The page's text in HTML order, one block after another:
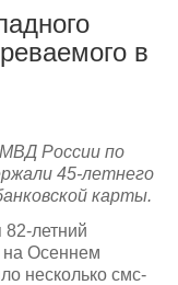
в
России по
45-летнего
карты.
летний
на Осеннем
несколько смс-